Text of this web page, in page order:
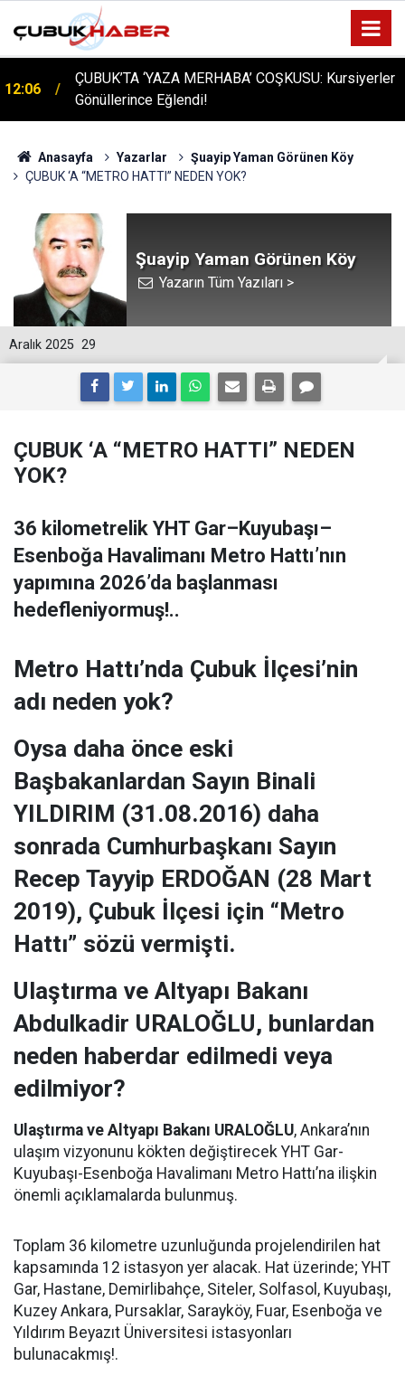
12:06
ÇUBUK’TA ‘YAZA MERHABA’ COŞKUSU: Kursiyerler
Gönüllerince Eğlendi!
Anasayfa Yazarlar
Şuayip Yaman Görünen Köy
ÇUBUK ‘A “METRO HATTI” NEDEN YOK?
Şuayip Yaman Görünen Köy
Yazarın Tüm Yazıları >
29
Aralık 2025
ÇUBUK ‘A “METRO HATTI” NEDEN
YOK?
36 kilometrelik YHT Gar–Kuyubaşı–
Esenboğa Havalimanı Metro Hattı’nın
yapımına 2026’da başlanması
hedefleniyormuş!..
Metro Hattı’nda Çubuk İlçesi’nin
adı neden yok?
Oysa daha önce eski
Başbakanlardan Sayın Binali
YILDIRIM (31.08.2016) daha
sonrada Cumhurbaşkanı Sayın
Recep Tayyip ERDOĞAN (28 Mart
2019), Çubuk İlçesi için “Metro
Hattı” sözü vermişti.
Ulaştırma ve Altyapı Bakanı
Abdulkadir URALOĞLU, bunlardan
neden haberdar edilmedi veya
edilmiyor?
Ulaştırma ve Altyapı Bakanı URALOĞLU, Ankara’nın
ulaşım vizyonunu kökten değiştirecek YHT Gar-
Kuyubaşı-Esenboğa Havalimanı Metro Hattı’na ilişkin
önemli açıklamalarda bulunmuş.
Toplam 36 kilometre uzunluğunda projelendirilen hat
kapsamında 12 istasyon yer alacak. Hat üzerinde; YHT
Gar, Hastane, Demirlibahçe, Siteler, Solfasol, Kuyubaşı,
Kuzey Ankara, Pursaklar, Sarayköy, Fuar, Esenboğa ve
Yıldırım Beyazıt Üniversitesi istasyonları
bulunacakmış!.